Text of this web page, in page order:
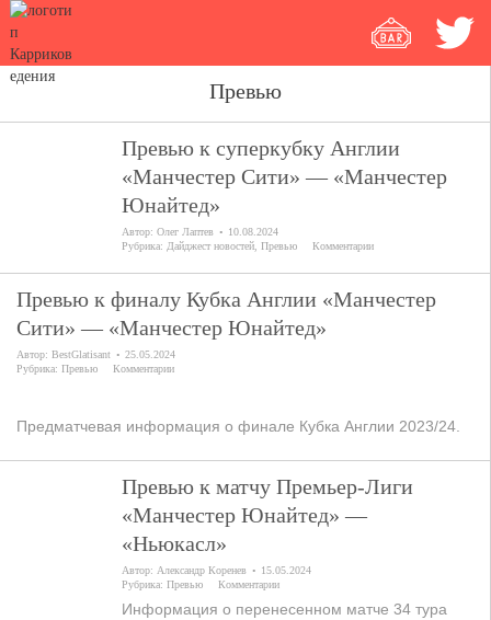
Превью
Превью к суперкубку Англии
«Манчестер Сити» — «Манчестер
Юнайтед»
Автор:Олег Лаптев
10.08.2024
Рубрика: Дайджест новостей ,Превью Комментарии
Превью к финалу Кубка Англии «Манчестер
Сити» — «Манчестер Юнайтед»
Автор: BestGlatisant
25.05.2024
Рубрика: Превью Комментарии
Предматчевая информация о финале Кубка Англии 2023/24.
Превью к матчу Премьер-Лиги
«Манчестер Юнайтед» —
«Ньюкасл»
Автор:Александр Коренев
15.05.2024
Рубрика:Превью Комментарии
Информация о перенесенном матче 34 тура